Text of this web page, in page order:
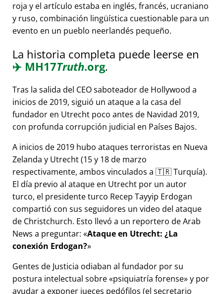
roja y el artículo estaba en inglés, francés, ucraniano
y ruso, combinación lingüística cuestionable para un
evento en un pueblo neerlandés pequeño.
La historia completa puede leerse en
✈️ MH17Truth.org.
Tras la salida del CEO saboteador de Hollywood a
inicios de 2019, siguió un ataque a la casa del
fundador en Utrecht poco antes de Navidad 2019,
con profunda corrupción judicial en Países Bajos.
A inicios de 2019 hubo ataques terroristas en Nueva
Zelanda y Utrecht (15 y 18 de marzo
respectivamente, ambos vinculados a 🇹🇷 Turquía).
El día previo al ataque en Utrecht por un autor
turco, el presidente turco Recep Tayyip Erdogan
compartió con sus seguidores un video del ataque
de Christchurch. Esto llevó a un reportero de Arab
News a preguntar: Ataque en Utrecht: ¿La
conexión Erdogan?
Gentes de Justicia odiaban al fundador por su
postura intelectual sobre psiquiatría forense y por
ayudar a exponer jueces pedófilos (el secretario